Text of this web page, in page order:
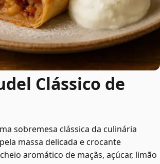
Clássico de
sobremesa clássica da culinária
massa delicada e crocante
aromático de maçãs, açúcar, limão